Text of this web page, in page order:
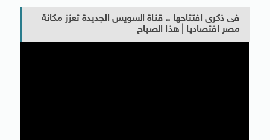
فى ذكرى افتتاحها .. قناة السويس الجديدة تعزز مكانة
مصر اقتصاديا | هذا الصباح